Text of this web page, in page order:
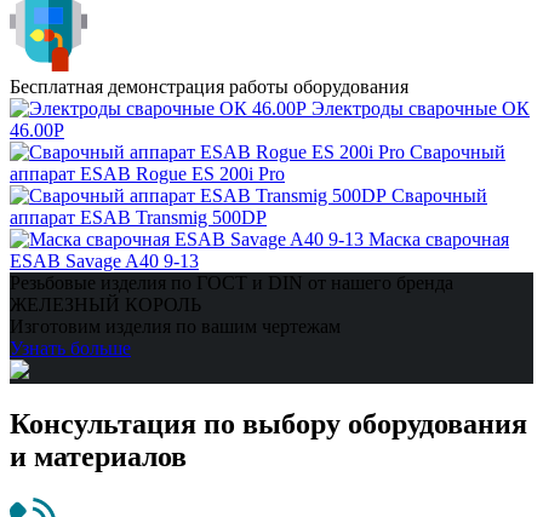
Бесплатная демонстрация работы оборудования
Электроды сварочные ОК
46.00Р
Сварочный
аппарат ESAB Rogue ES 200i Pro
Сварочный
аппарат ESAB Transmig 500DP
Маска сварочная
ESAB Savage A40 9-13
Резьбовые изделия по ГОСТ и DIN от нашего бренда
ЖЕЛЕЗНЫЙ КОРОЛЬ
Изготовим изделия по вашим чертежам
Узнать больше
Консультация по выбору оборудования
и материалов